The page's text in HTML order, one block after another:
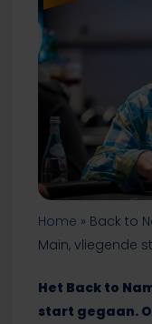
Home » Back to
Main, vliegende
Het Back to
start gegaan.